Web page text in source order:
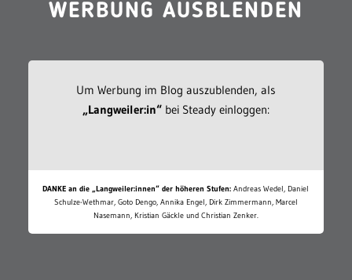
WERBUNG AUSBLENDEN
Um Werbung im Blog auszublenden, als
„Langweiler:in“bei Steady einloggen:
DANKE an die „Langweiler:innen“ der höheren Stufen: Andreas Wedel, Daniel
Schulze-Wethmar, Goto Dengo, Annika Engel, Dirk Zimmermann, Marcel
Nasemann, Kristian Gäckle und Christian Zenker.